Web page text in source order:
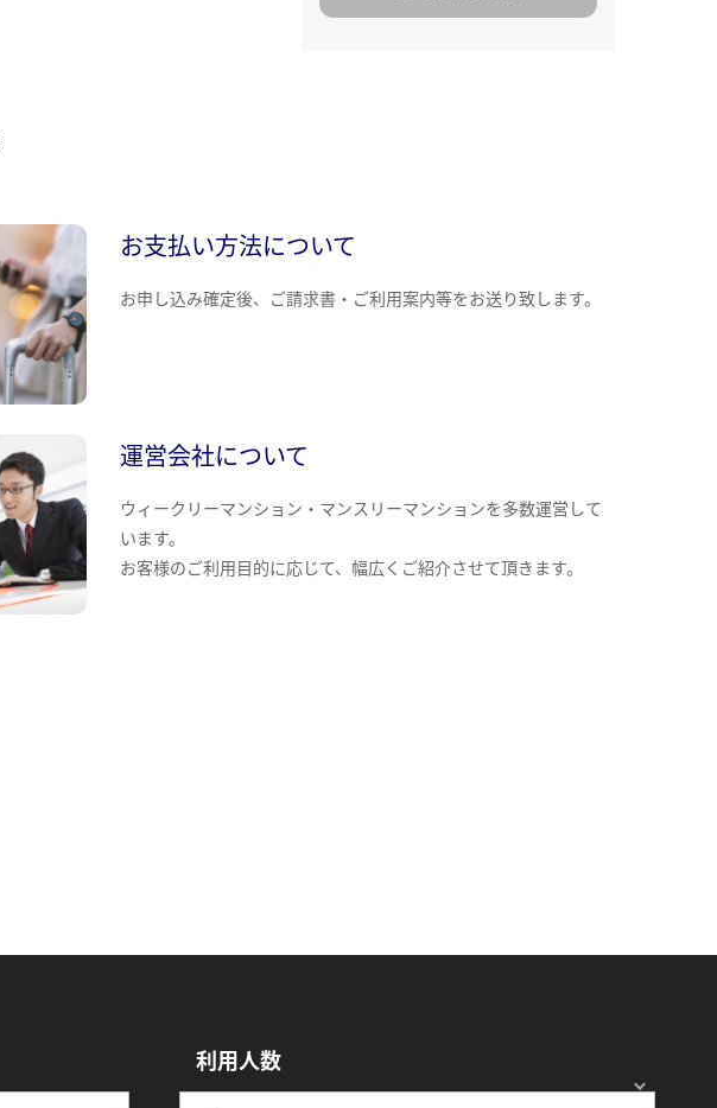
お支払い方法について
お申し込み確定後、ご請求書・ご利用案内等をお送り致します。
運営会社について
ウィークリーマンション・マンスリーマンションを多数運営して
います。
お客様のご利用目的に応じて、幅広くご紹介させて頂きます。
利用人数